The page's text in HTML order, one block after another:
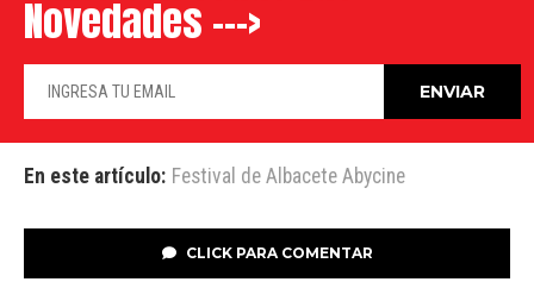
Novedades --->
En este artículo: Festival de Albacete Abycine
CLICK PARA COMENTAR